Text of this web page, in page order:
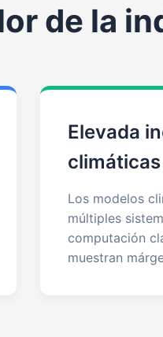
de la
Elevada
Los modelos
múltiples
computación
muestran